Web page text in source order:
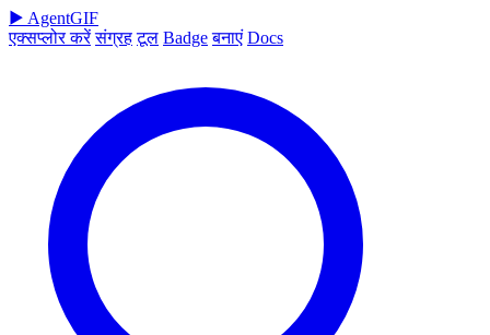
▶ AgentGIF
एक्सप्लोर करें संग्रह टूल Badge बनाएं Docs